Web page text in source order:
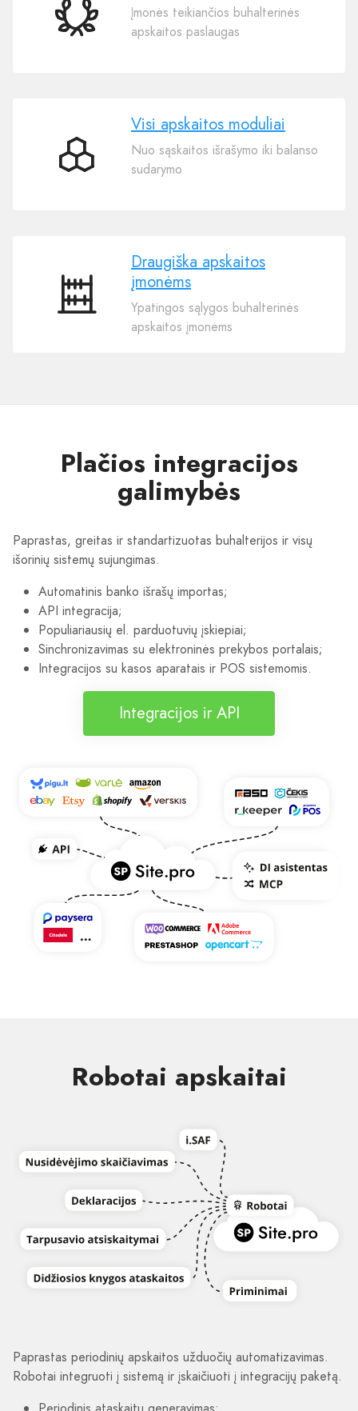
Lengvas
pasirinkimas
Įmonės teikiančios buhalterinės
apskaitos paslaugas
Visi
Visi apskaitos moduliai
Nuo sąskaitos išrašymo iki balanso
sudarymo
Draugiška
Draugiška apskaitos
įmonėms
Ypatingos sąlygos buhalterinės
apskaitos įmonėms
Plačios integracijos
galimybės
Paprastas, greitas ir standartizuotas buhalterijos ir visų
išorinių sistemų sujungimas.
Automatinis banko išrašų importas;
API integracija;
Populiariausių el. parduotuvių įskiepiai;
Sinchronizavimas su elektroninės prekybos portalais;
Integracijos su kasos aparatais ir POS sistemomis.
Integracijos ir API
Robotai apskaitai
Paprastas periodinių apskaitos užduočių automatizavimas.
Robotai integruoti į sistemą ir įskaičiuoti į integracijų paketą.